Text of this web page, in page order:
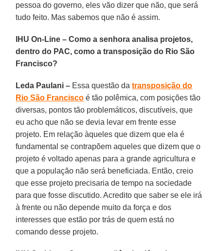
pessoa do governo, eles vão dizer que não, que será
tudo feito. Mas sabemos que não é assim.
IHU On-Line – Como a senhora analisa projetos,
dentro do PAC, como a transposição do Rio São
Francisco?
Leda Paulani – Essa questão datransposição do
Rio São Francisco é tão polêmica, com posições tão
diversas, pontos tão problemáticos, discutíveis, que
eu acho que não se devia levar em frente esse
projeto. Em relação àqueles que dizem que ela é
fundamental se contrapõem aqueles que dizem que o
projeto é voltado apenas para a grande agricultura e
que a população não será beneficiada. Então, creio
que esse projeto precisaria de tempo na sociedade
para que fosse discutido. Acredito que saber se ele irá
à frente ou não depende muito da força e dos
interesses que estão por trás de quem está no
comando desse projeto.